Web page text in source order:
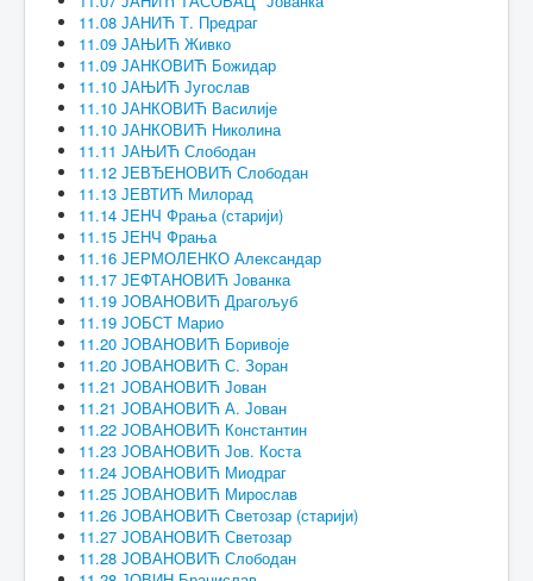
11.08 ЈАНИЋ Т. Предраг
11.09 ЈАЊИЋ Живко
11.09 ЈАНКОВИЋ Божидар
11.10 ЈАЊИЋ Југослав
11.10 ЈАНКОВИЋ Василије
11.10 ЈАНКОВИЋ Николина
11.11 ЈАЊИЋ Слободан
11.12 ЈЕВЂЕНОВИЋ Слободан
11.13 ЈЕВТИЋ Милорад
11.14 ЈЕНЧ Фрања (старији)
11.15 ЈЕНЧ Фрања
11.16 ЈЕРМОЛЕНКО Александар
11.17 ЈЕФТАНОВИЋ Јованка
11.19 ЈОВАНОВИЋ Драгољуб
11.19 ЈОБСТ Марио
11.20 ЈОВАНОВИЋ Боривоје
11.20 ЈОВАНОВИЋ С. Зоран
11.21 ЈОВАНОВИЋ Јован
11.21 ЈОВАНОВИЋ А. Јован
11.22 ЈОВАНОВИЋ Константин
11.23 ЈОВАНОВИЋ Јов. Коста
11.24 ЈОВАНОВИЋ Миодраг
11.25 ЈОВАНОВИЋ Мирослав
11.26 ЈОВАНОВИЋ Светозар (старији)
11.27 ЈОВАНОВИЋ Светозар
11.28 ЈОВАНОВИЋ Слободан